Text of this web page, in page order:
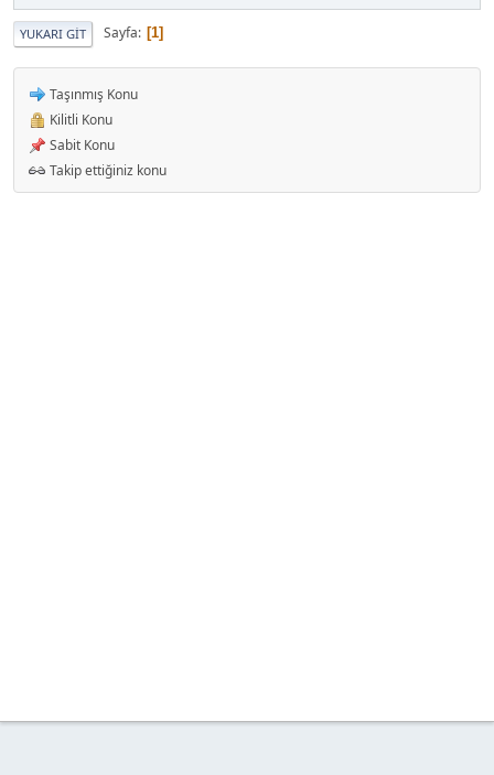
YUKARI GIT Sayfa 1
Taşınmış Konu
Kilitli Konu
Sabit Konu
Takip ettiğiniz konu